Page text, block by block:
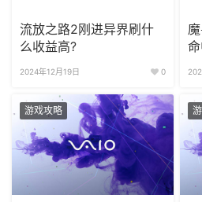
流放之路2刚进异界刷什
么收益高?
2024年12月19日 0
游戏攻略